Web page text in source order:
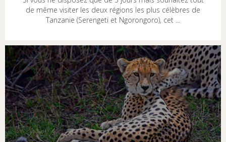
de même visiter les deux régions les plus célèbres de
Tanzanie (Serengeti et Ngorongoro), cet ...